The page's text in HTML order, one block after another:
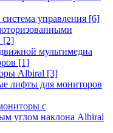
управления [6]
[2]
мультимедиа
[1]
Albiral [3]
лифты для мониторов
с
углом наклона Albiral